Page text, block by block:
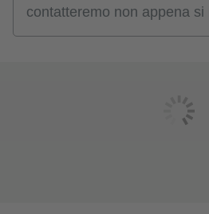
contatteremo non appena si